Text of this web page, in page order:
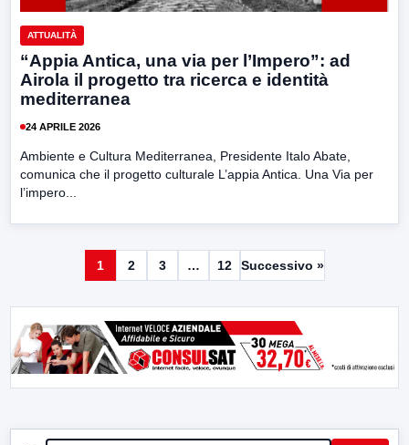
ATTUALITÀ
“Appia Antica, una via per l’Impero”: ad
Airola il progetto tra ricerca e identità
mediterranea
24 APRILE 2026
Ambiente e Cultura Mediterranea, Presidente Italo Abate,
comunica che il progetto culturale L’appia Antica. Una Via per
l’impero...
1 2 3 … 12 Successivo »